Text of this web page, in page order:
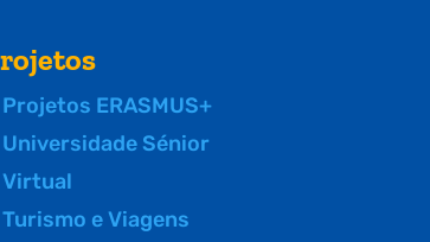
Projetos ERASMUS+
Universidade Sénior
Virtual
Turismo e Viagens